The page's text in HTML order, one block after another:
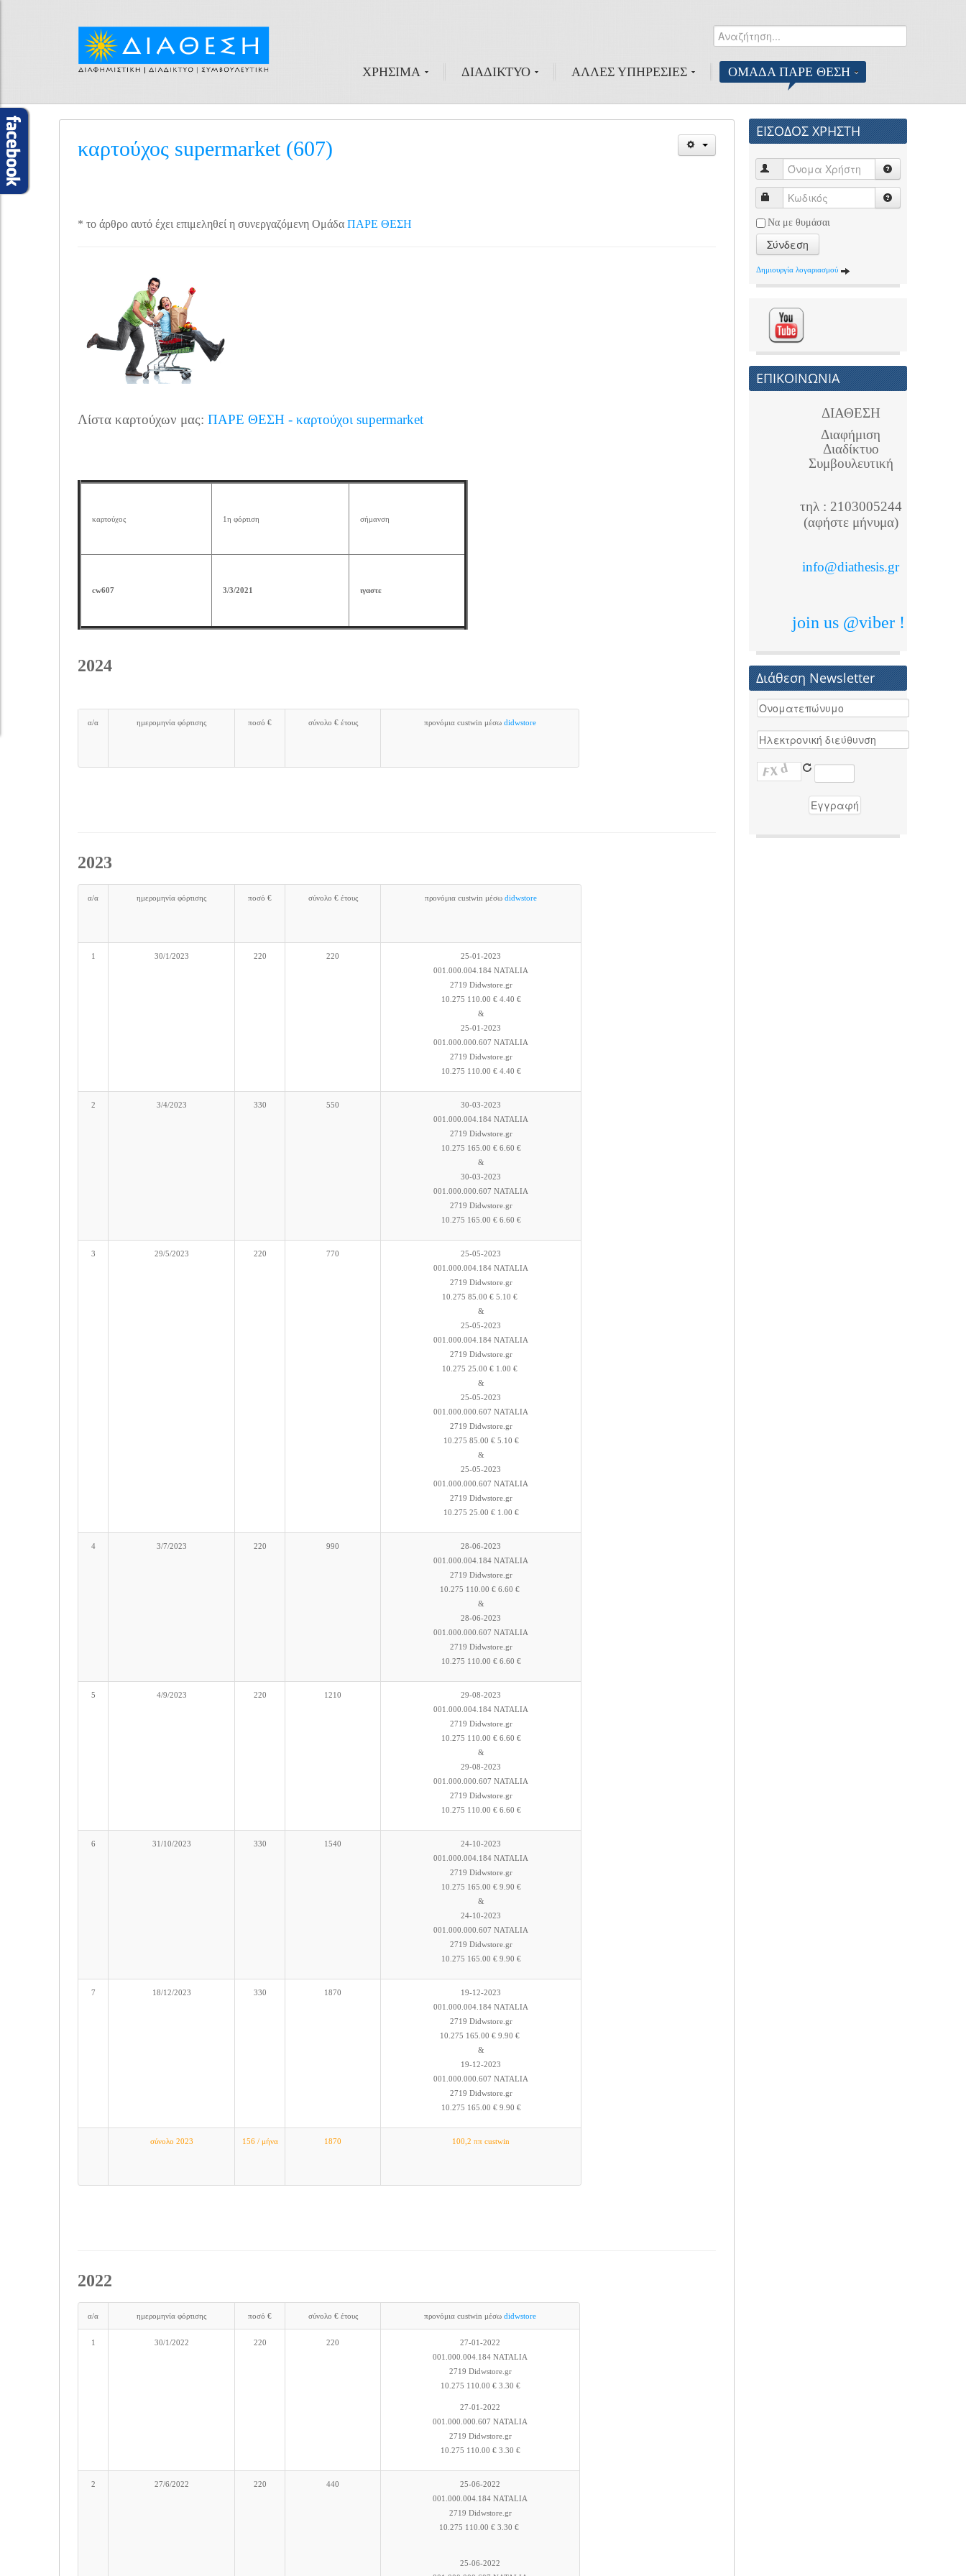
ΧΡΗΣΙΜΑ ΔΙΑΔΙΚΤΥΟ ΑΛΛΕΣ ΥΠΗΡΕΣΙΕΣ ΟΜΑΔΑ ΠΑΡΕ ΘΕΣΗ
καρτούχος supermarket (607)
* το άρθρο αυτό έχει επιμεληθεί η συνεργαζόμενη Ομάδα ΠΑΡΕ ΘΕΣΗ
Λίστα καρτούχων μας: ΠΑΡΕ ΘΕΣΗ - καρτούχοι supermarket
καρτούχος 1η φόρτιση σήμανση
cw607 3/3/2021 ιγαστε
2024
α/α ημερομηνία φόρτισης ποσό € σύνολο € έτους προνόμια custwin μέσω didwstore
2023
α/α ημερομηνία φόρτισης ποσό € σύνολο € έτους προνόμια custwin μέσω didwstore
1 30/1/2023 220 220
25-01-2023
001.000.004.184 NATALIA
2719 Didwstore.gr
10.275 110.00 € 4.40 €
&
25-01-2023
001.000.000.607 NATALIA
2719 Didwstore.gr
10.275 110.00 € 4.40 €
2 3/4/2023 330 550
30-03-2023
001.000.004.184 NATALIA
2719 Didwstore.gr
10.275 165.00 € 6.60 €
&
30-03-2023
001.000.000.607 NATALIA
2719 Didwstore.gr
10.275 165.00 € 6.60 €
3 29/5/2023 220 770
25-05-2023
001.000.004.184 NATALIA
2719 Didwstore.gr
10.275 85.00 € 5.10 €
&
25-05-2023
001.000.004.184 NATALIA
2719 Didwstore.gr
10.275 25.00 € 1.00 €
&
25-05-2023
001.000.000.607 NATALIA
2719 Didwstore.gr
10.275 85.00 € 5.10 €
&
25-05-2023
001.000.000.607 NATALIA
2719 Didwstore.gr
10.275 25.00 € 1.00 €
4 3/7/2023 220 990
28-06-2023
001.000.004.184 NATALIA
2719 Didwstore.gr
10.275 110.00 € 6.60 €
&
28-06-2023
001.000.000.607 NATALIA
2719 Didwstore.gr
10.275 110.00 € 6.60 €
5 4/9/2023 220 1210
29-08-2023
001.000.004.184 NATALIA
2719 Didwstore.gr
10.275 110.00 € 6.60 €
&
29-08-2023
001.000.000.607 NATALIA
2719 Didwstore.gr
10.275 110.00 € 6.60 €
6 31/10/2023 330 1540
24-10-2023
001.000.004.184 NATALIA
2719 Didwstore.gr
10.275 165.00 € 9.90 €
&
24-10-2023
001.000.000.607 NATALIA
2719 Didwstore.gr
10.275 165.00 € 9.90 €
7 18/12/2023 330 1870
19-12-2023
001.000.004.184 NATALIA
2719 Didwstore.gr
10.275 165.00 € 9.90 €
&
19-12-2023
001.000.000.607 NATALIA
2719 Didwstore.gr
10.275 165.00 € 9.90 €
σύνολο 2023 156 / μήνα 1870 100,2 ππ custwin
2022
α/α ημερομηνία φόρτισης ποσό € σύνολο € έτους προνόμια custwin μέσω didwstore
1 30/1/2022 220 220
27-01-2022
001.000.004.184 NATALIA
2719 Didwstore.gr
10.275 110.00 € 3.30 €
27-01-2022
001.000.000.607 NATALIA
2719 Didwstore.gr
10.275 110.00 € 3.30 €
2 27/6/2022 220 440
25-06-2022
001.000.004.184 NATALIA
2719 Didwstore.gr
10.275 110.00 € 3.30 €
25-06-2022
ΕΙΣΟΔΟΣ ΧΡΗΣΤΗ
Να με θυμάσαι
Σύνδεση
Δημιουργία λογαριασμού
ΕΠΙΚΟΙΝΩΝΙΑ
ΔΙΑΘΕΣΗ
Διαφήμιση
Διαδίκτυο
Συμβουλευτική
τηλ : 2103005244
(αφήστε μήνυμα)
info@diathesis.gr
join us @viber !
Διάθεση Newsletter